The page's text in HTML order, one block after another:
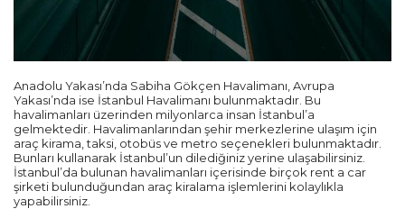
Anadolu Yakası’nda Sabiha Gökçen Havalimanı, Avrupa
Yakası’nda ise İstanbul Havalimanı bulunmaktadır. Bu
havalimanları üzerinden milyonlarca insan İstanbul’a
gelmektedir. Havalimanlarından şehir merkezlerine ulaşım için
araç kirama, taksi, otobüs ve metro seçenekleri bulunmaktadır.
Bunları kullanarak İstanbul’un dilediğiniz yerine ulaşabilirsiniz.
İstanbul’da bulunan havalimanları içerisinde birçok rent a car
şirketi bulunduğundan araç kiralama işlemlerini kolaylıkla
yapabilirsiniz.
Manisa
Sakarya
Samsun